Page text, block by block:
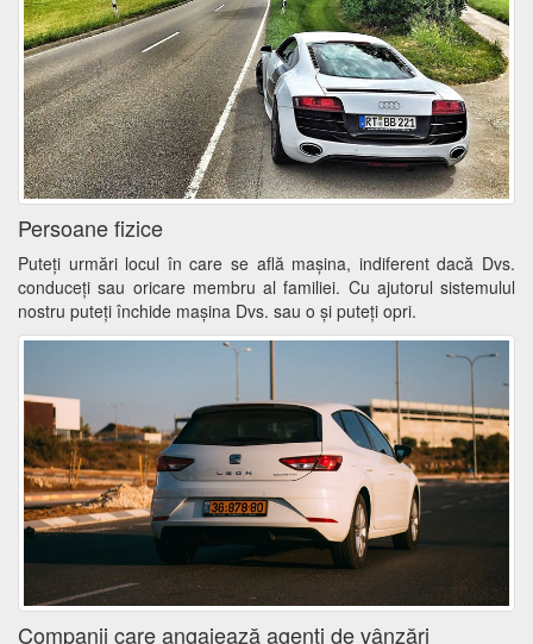
Persoane fizice
Puteţi urmări locul în care se află mașina, indiferent dacă Dvs.
conduceţi sau oricare membru al familiei. Cu ajutorul sistemulul
nostru puteţi închide maşina Dvs. sau o şi puteţi opri.
Companii care angajează agenţi de vânzări